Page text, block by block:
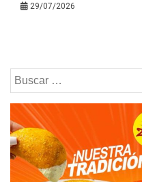
29/07/2026
Buscar: